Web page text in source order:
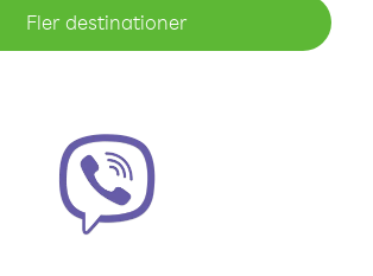
Fler destinationer